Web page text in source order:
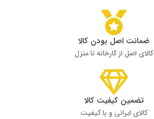
ضمانت اصل بودن کالا
کالای اصل از کارخانه تا منزل
تضمین کیفیت کالا
کالای ایرانی و با کیفیت